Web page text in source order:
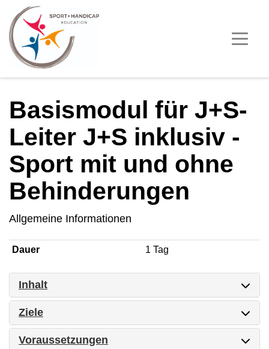
Basismodul für J+S-
Leiter J+S inklusiv -
Sport mit und ohne
Behinderungen
Allgemeine Informationen
Dauer 1 Tag
Inhalt
Ziele
Voraussetzungen